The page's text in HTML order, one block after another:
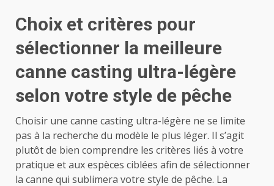
Choix et critères pour
sélectionner la meilleure
canne casting ultra-légère
selon votre style de pêche
Choisir une canne casting ultra-légère ne se limite
pas à la recherche du modèle le plus léger. Il s’agit
plutôt de bien comprendre les critères liés à votre
pratique et aux espèces ciblées afin de sélectionner
la canne qui sublimera votre style de pêche. La